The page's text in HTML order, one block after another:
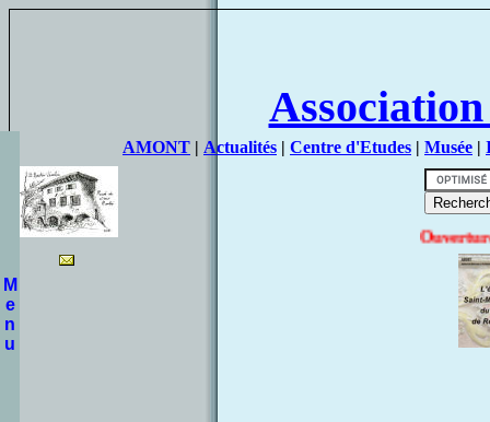
AMONT | Actualités | Centre d'Etudes | Musée |
Ouverture de la
M
e
n
u